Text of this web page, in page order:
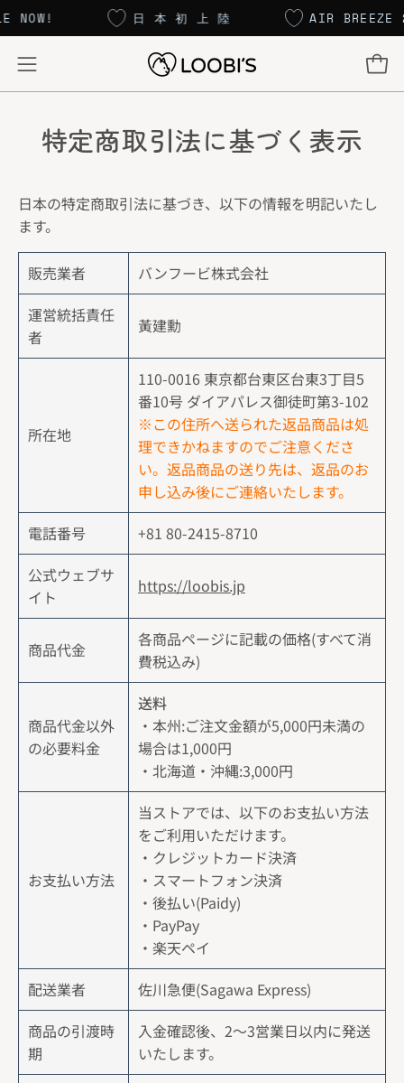
コ
ン
NOW! 日 本 初 上 陸 AIR
ナ
ビ
ョ
ン
メ
ニ
ュ
ー
を
開
カ
特定商取引法に基づく表示
日本の特定商取引法に基づき、以下の情報を明記いたし
ます。
販売業者
バンフービ株式会社
運営統括責任
者
黃建勳
所在地
110-0016 東京都台東区台東3丁目5
番10号 ダイアパレス御徒町第3-102
※この住所へ送られた返品商品は処
理できかねますのでご注意くださ
い。返品商品の送り先は、返品のお
申し込み後にご連絡いたします。
電話番号
+81 80-2415-8710
公式ウェブサ
イト
https://loobis.jp
商品代金
各商品ページに記載の価格(すべて消
費税込み)
商品代金以外
の必要料金
送料
・本州:ご注文金額が5,000円未満の
場合は1,000円
・北海道・沖縄:3,000円
お支払い方法
当ストアでは、以下のお支払い方法
をご利用いただけます。
・クレジットカード決済
・スマートフォン決済
・後払い(Paidy)
・PayPay
・楽天ペイ
配送業者
佐川急便(Sagawa Express)
商品の引渡時
期
入金確認後、2〜3営業日以内に発送
いたします。